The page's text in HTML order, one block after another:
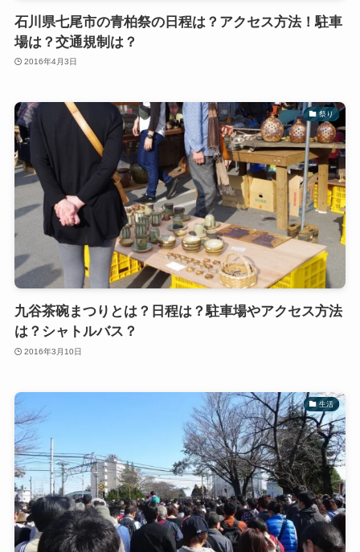
石川県七尾市の青柏祭の日程は？アクセス方法！駐車
場は？交通規制は？
2016年4月3日
祭り
九谷茶碗まつりとは？日程は？駐車場やアクセス方法
は？シャトルバス？
2016年3月10日
生活